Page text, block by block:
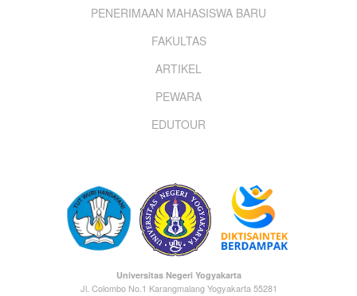
PENERIMAAN MAHASISWA BARU
FAKULTAS
ARTIKEL
PEWARA
EDUTOUR
Universitas Negeri Yogyakarta
Jl. Colombo No.1 Karangmalang Yogyakarta 55281